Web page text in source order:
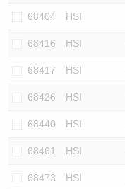
68404 HSI
68416 HSI
68417 HSI
68426 HSI
68440 HSI
68461 HSI
68473 HSI